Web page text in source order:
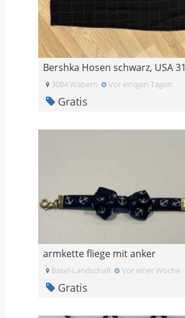
Bershka Hosen schwarz, USA 31
3084 Wabern Vor einigen Tagen
Gratis
armkette fliege mit anker
Basel-Landschaft Vor einer Woche
Gratis